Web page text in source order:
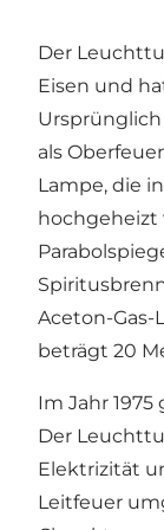
Der
Eisen und
als
Lampe, die
hochgeheizt
Aceton-Gas-
beträgt 20
Im Jahr
Der
Elektrizität
Leitfeuer